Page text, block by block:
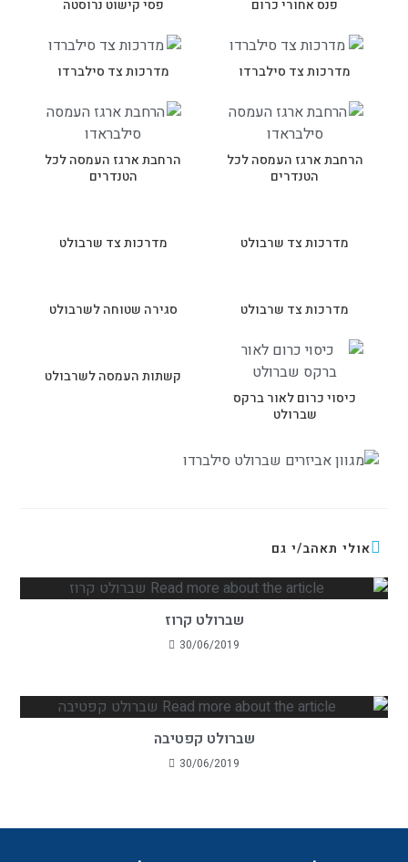
פנס אחורי כרום פסי קישוט נרוסטה
מדרכות צד סילברדו מדרכות צד סילברדו
הרחבת ארגז העמסה לכל
הטנדרים
הרחבת ארגז העמסה לכל
הטנדרים
מדרכות צד שרבולט מדרכות צד שרבולט
מדרכות צד שרבולט סגירה שטוחה לשרבולט
כיסוי כרום לאור ברקס
שברולט
קשתות העמסה לשרבולט
אולי תאהב/י גם
שברולט קרוז
30/06/2019
שברולט קפטיבה
30/06/2019